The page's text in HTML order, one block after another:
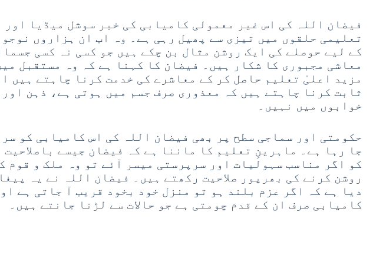
فیضان اللہ کی اس غیر معمولی کامیابی کی خبر سوشل میڈیا اور
تعلیمی حلقوں میں تیزی سے پھیل رہی ہے۔ وہ اب ان ہزاروں
کے لیے حوصلے کی ایک روشن مثال بن چکے ہیں جو کسی نہ کسی
معاشی مجبوری کا شکار ہیں۔ فیضان کا کہنا ہے کہ وہ مستقبل
مزید اعلیٰ تعلیم حاصل کر کے معاشرے کی خدمت کرنا چاہتے ہیں
ثابت کرنا چاہتے ہیں کہ معذوری صرف جسم میں ہوتی ہے، ذہن اور
خوابوں میں نہیں۔
حکومتی اور سماجی سطح پر بھی فیضان اللہ کی اس کامیابی کو
جا رہا ہے۔ ماہرینِ تعلیم کا ماننا ہے کہ فیضان جیسے باصلاحیت
کو اگر مناسب سہولیات اور سرپرستی میسر آئے تو وہ ملک و قوم
روشن کرنے کی بھرپور صلاحیت رکھتے ہیں۔ فیضان اللہ نے یہ
دیا ہے کہ اگر عزم بلند ہو تو منزل خود بخود قریب آ جاتی ہے
کامیابی صرف ان کے قدم چومتی ہے جو حالات سے لڑنا جانتے ہیں۔